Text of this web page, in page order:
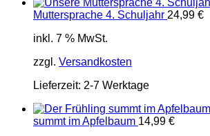
Muttersprache 4. Schuljahr 24,99 €
inkl. 7 % MwSt.
zzgl. Versandkosten
Lieferzeit: 2-7 Werktage
summt im Apfelbaum 14,99 €